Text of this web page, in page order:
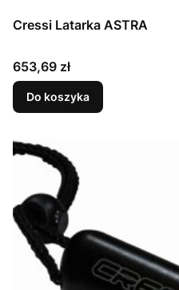
Cressi Latarka ASTRA
Cena
653,69 zł
Do koszyka